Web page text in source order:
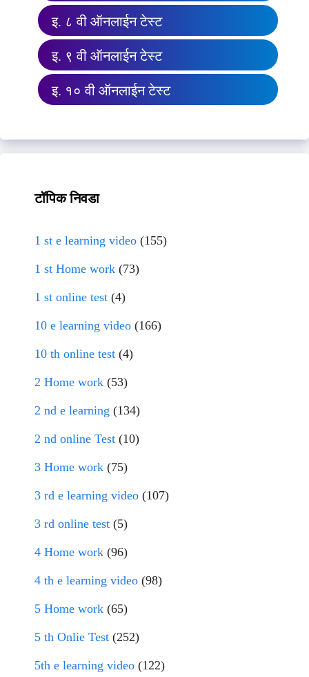
इ. ८ वी ऑनलाईन टेस्ट
इ. ९ वी ऑनलाईन टेस्ट
इ. १० वी ऑनलाईन टेस्ट
टॉपिक निवडा
1 st e learning video (155)
1 st Home work (73)
1 st online test (4)
10 e learning video (166)
10 th online test (4)
2 Home work (53)
2 nd e learning (134)
2 nd online Test (10)
3 Home work (75)
3 rd e learning video (107)
3 rd online test (5)
4 Home work (96)
4 th e learning video (98)
5 Home work (65)
5 th Onlie Test (252)
5th e learning video (122)